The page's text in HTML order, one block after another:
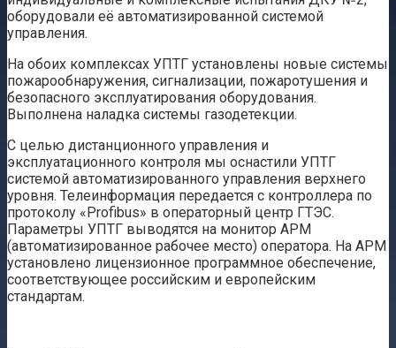
оборудовали её автоматизированной системой
управления.
На обоих комплексах УПТГ установлены новые системы
пожарообнаружения, сигнализации, пожаротушения и
безопасного эксплуатирования оборудования.
Выполнена наладка системы газодетекции.
С целью дистанционного управления и
эксплуатационного контроля мы оснастили УПТГ
системой автоматизированного управления верхнего
уровня. Телеинформация передается с контроллера по
протоколу «Profibus» в операторный центр ГТЭС.
Параметры УПТГ выводятся на монитор АРМ
(автоматизированное рабочее место) оператора. На АРМ
установлено лицензионное программное обеспечение,
соответствующее российским и европейским
стандартам.